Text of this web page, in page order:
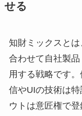
せる
知財ミックスと
合わせて自社製
用する戦略です
信やUIの技術は
ウトは意匠権で